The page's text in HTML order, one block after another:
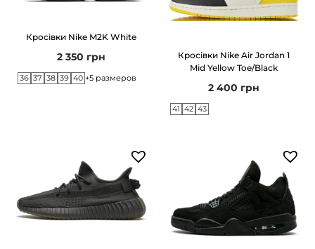
Кросівки Nike M2K White
2 350 грн
36 37 38 39 40 +5 размеров
Кросівки Nike Air Jordan 1
Mid Yellow Toe/Black
2 400 грн
41 42 43